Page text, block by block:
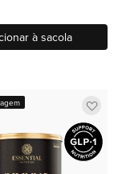
à sacola
a
lista
de